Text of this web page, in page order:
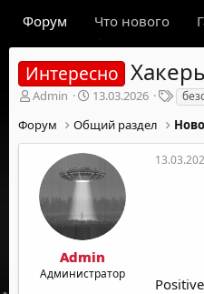
Форум Что нового
Интересно
А
т
о
м
Admin
Д
т
а
н
а
а
л
а
13.03.2026
Т
е
г
и
Форум Общий раздел
Admin
Администратор